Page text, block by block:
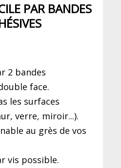
PAR BANDES
2 bandes
face.
les surfaces
verre, miroir...).
au grès de vos
vis possible.